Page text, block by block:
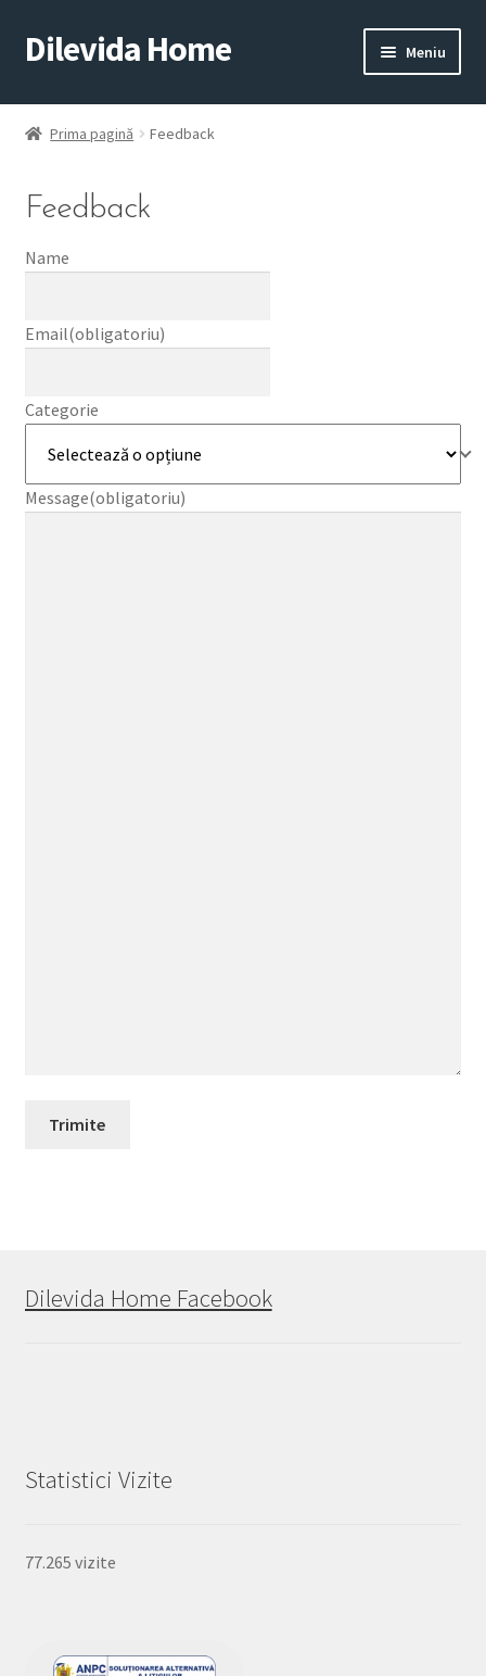
Sari
la
Sari
la
Dilevida Home Meniu
COPII
Prima pagină Feedback
Feedback
Name
Email(obligatoriu)
Categorie
Message(obligatoriu)
Trimite
Dilevida Home Facebook
Statistici Vizite
77.265 vizite